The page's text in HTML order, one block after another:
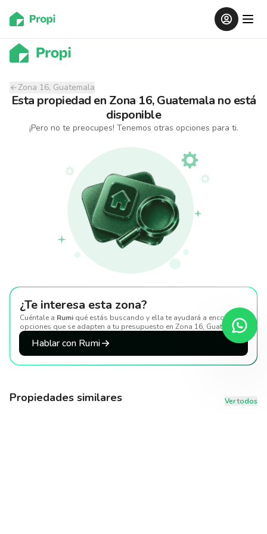
Zona 16, Guatemala
Esta propiedad en Zona 16, Guatemala no está
disponible
¡Pero no te preocupes! Tenemos otras opciones para ti.
¿Te interesa esta zona?
Cuéntale a Rumi qué estás buscando y ella te ayudará a encontrar
opciones que se adapten a tu presupuesto en Zona 16, Guatemala.
Hablar con Rumi
Propiedades similares Ver todos